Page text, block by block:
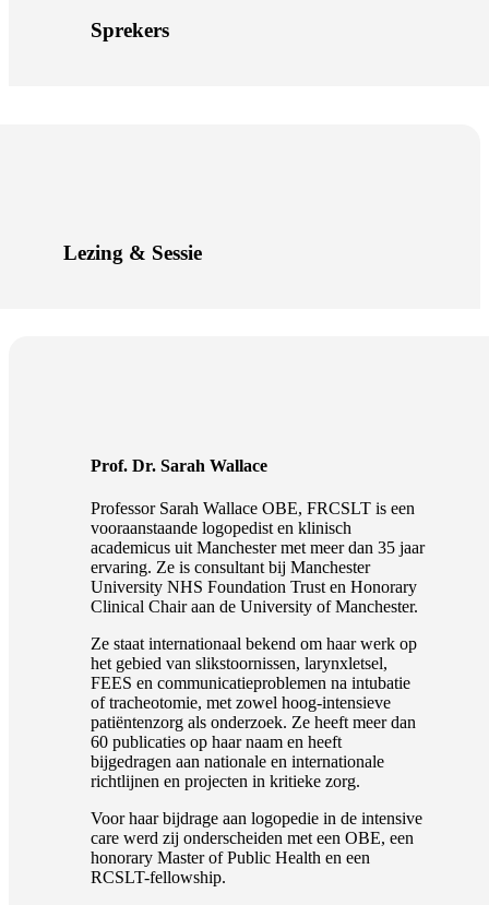
Sprekers
Lezing & Sessie
Prof. Dr. Sarah Wallace
Professor Sarah Wallace OBE, FRCSLT is een
vooraanstaande logopedist en klinisch
academicus uit Manchester met meer dan 35 jaar
ervaring. Ze is consultant bij Manchester
University NHS Foundation Trust en Honorary
Clinical Chair aan de University of Manchester.
Ze staat internationaal bekend om haar werk op
het gebied van slikstoornissen, larynxletsel,
FEES en communicatieproblemen na intubatie
of tracheotomie, met zowel hoog-intensieve
patiëntenzorg als onderzoek. Ze heeft meer dan
60 publicaties op haar naam en heeft
bijgedragen aan nationale en internationale
richtlijnen en projecten in kritieke zorg.
Voor haar bijdrage aan logopedie in de intensive
care werd zij onderscheiden met een OBE, een
honorary Master of Public Health en een
RCSLT-fellowship.